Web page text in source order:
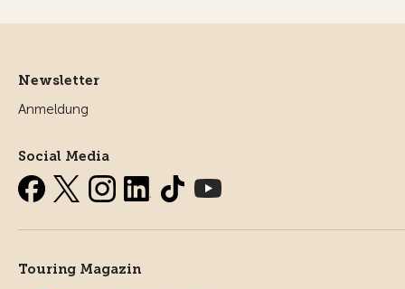
Newsletter
Anmeldung
Social Media
Touring Magazin